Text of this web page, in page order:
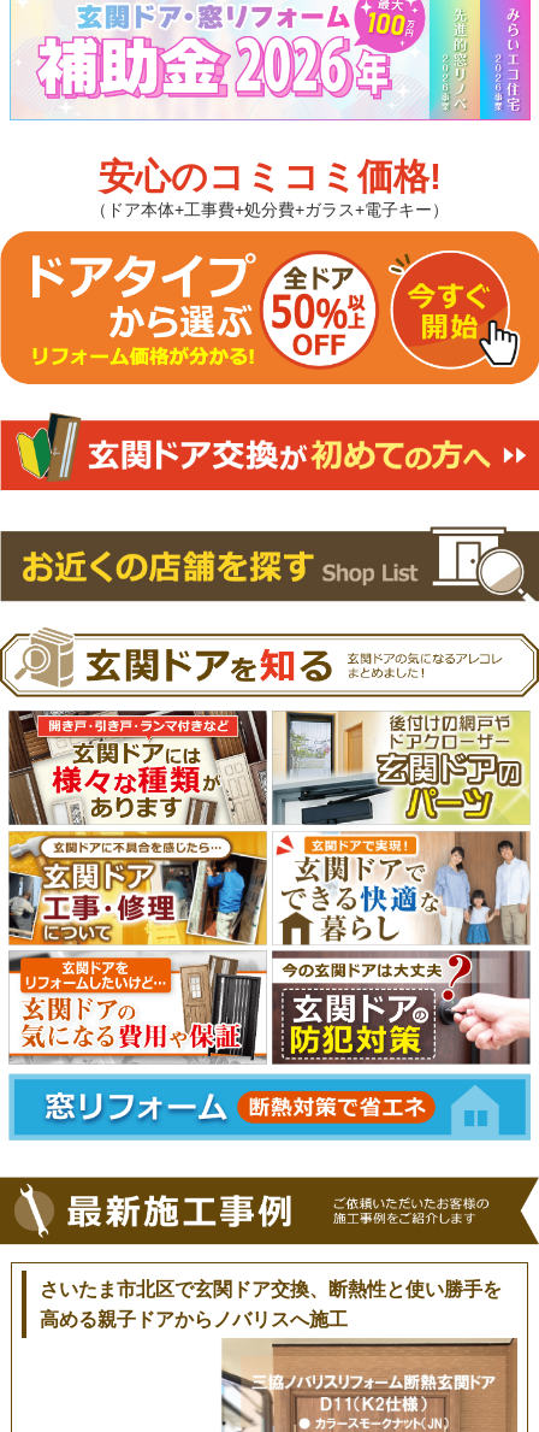
安心のコミコミ価格!
（ドア本体+工事費+処分費+ガラス+電子キー）
さいたま市北区で玄関ドア交換、断熱性と使い勝手を
高める親子ドアからノバリスへ施工